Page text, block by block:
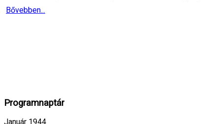
Bővebben...
Programnaptár
Január 1944